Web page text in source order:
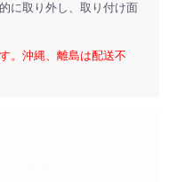
に取り外し、取り付け面
。沖縄、離島は配送不